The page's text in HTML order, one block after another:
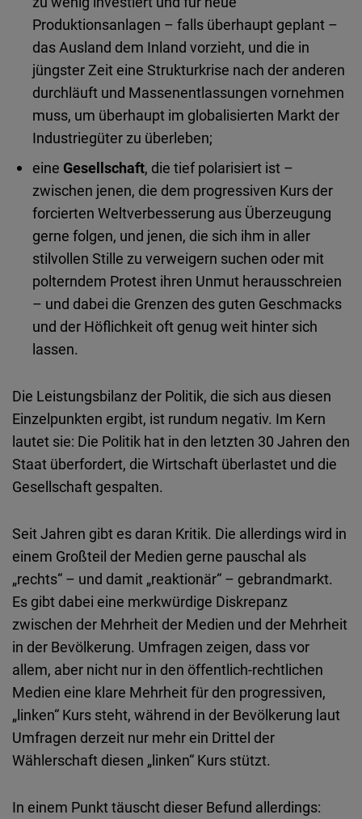
Produktionsanlagen – falls überhaupt geplant –
das Ausland dem Inland vorzieht, und die in
jüngster Zeit eine Strukturkrise nach der anderen
durchläuft und Massenentlassungen vornehmen
muss, um überhaupt im globalisierten Markt der
Industriegüter zu überleben;
eine Gesellschaft, die tief polarisiert ist –
zwischen jenen, die dem progressiven Kurs der
forcierten Weltverbesserung aus Überzeugung
gerne folgen, und jenen, die sich ihm in aller
stilvollen Stille zu verweigern suchen oder mit
polterndem Protest ihren Unmut herausschreien
– und dabei die Grenzen des guten Geschmacks
und der Höflichkeit oft genug weit hinter sich
lassen.
Die Leistungsbilanz der Politik, die sich aus diesen
Einzelpunkten ergibt, ist rundum negativ. Im Kern
lautet sie: Die Politik hat in den letzten 30 Jahren den
Staat überfordert, die Wirtschaft überlastet und die
Gesellschaft gespalten.
Seit Jahren gibt es daran Kritik. Die allerdings wird in
einem Großteil der Medien gerne pauschal als
„rechts“ – und damit „reaktionär“ – gebrandmarkt.
Es gibt dabei eine merkwürdige Diskrepanz
zwischen der Mehrheit der Medien und der Mehrheit
in der Bevölkerung. Umfragen zeigen, dass vor
allem, aber nicht nur in den öffentlich-rechtlichen
Medien eine klare Mehrheit für den progressiven,
„linken“ Kurs steht, während in der Bevölkerung laut
Umfragen derzeit nur mehr ein Drittel der
Wählerschaft diesen „linken“ Kurs stützt.
In einem Punkt täuscht dieser Befund allerdings: